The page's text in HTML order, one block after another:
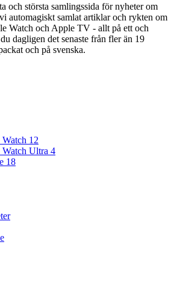
och största samlingssida för nyheter om
automagiskt samlat artiklar och rykten om
Watch och Apple TV - allt på ett och
dagligen det senaste från fler än 19
och på svenska.
12
Ultra 4
18